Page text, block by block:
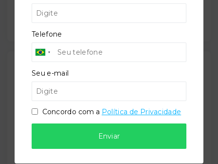
Solarium
Outras Informações
O-74268-124980
Telefone
Seu e-mail
Concordo com a Política de Privacidade
Enviar